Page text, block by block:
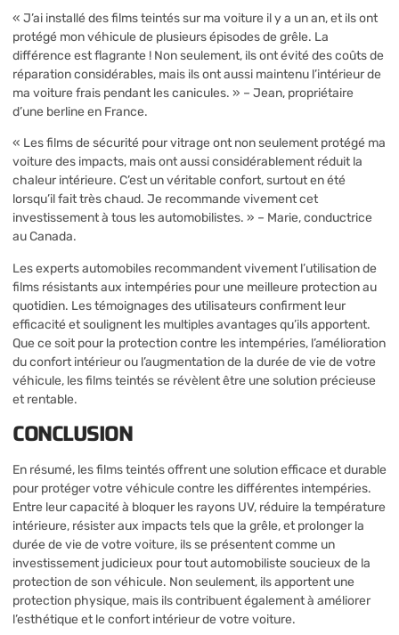
« J’ai installé des films teintés sur ma voiture il y a un an, et ils ont
protégé mon véhicule de plusieurs épisodes de grêle. La
différence est flagrante ! Non seulement, ils ont évité des coûts de
réparation considérables, mais ils ont aussi maintenu l’intérieur de
ma voiture frais pendant les canicules. » – Jean, propriétaire
d’une berline en France.
« Les films de sécurité pour vitrage ont non seulement protégé ma
voiture des impacts, mais ont aussi considérablement réduit la
chaleur intérieure. C’est un véritable confort, surtout en été
lorsqu’il fait très chaud. Je recommande vivement cet
investissement à tous les automobilistes. » – Marie, conductrice
au Canada.
Les experts automobiles recommandent vivement l’utilisation de
films résistants aux intempéries pour une meilleure protection au
quotidien. Les témoignages des utilisateurs confirment leur
efficacité et soulignent les multiples avantages qu’ils apportent.
Que ce soit pour la protection contre les intempéries, l’amélioration
du confort intérieur ou l’augmentation de la durée de vie de votre
véhicule, les films teintés se révèlent être une solution précieuse
et rentable.
CONCLUSION
En résumé, les films teintés offrent une solution efficace et durable
pour protéger votre véhicule contre les différentes intempéries.
Entre leur capacité à bloquer les rayons UV, réduire la température
intérieure, résister aux impacts tels que la grêle, et prolonger la
durée de vie de votre voiture, ils se présentent comme un
investissement judicieux pour tout automobiliste soucieux de la
protection de son véhicule. Non seulement, ils apportent une
protection physique, mais ils contribuent également à améliorer
l’esthétique et le confort intérieur de votre voiture.